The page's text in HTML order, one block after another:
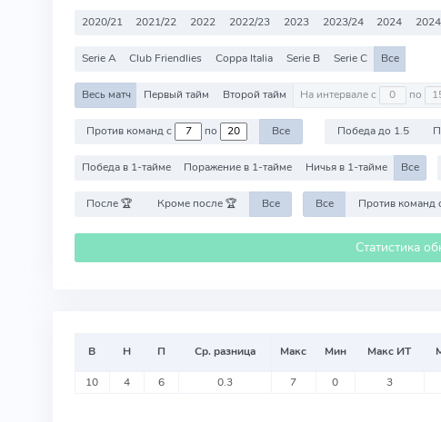
2020/21 2021/22 2022 2022/23 2023 2023/24 2024
Serie A Club Friendlies Coppa Italia Serie B Serie C Все
Весь матч Первый тайм Второй тайм На интервале с по
Против команд с по Все Победа до 1.5
Победа в 1-тайме Поражение в 1-тайме Ничья в 1-тайме Все
После 🏆 Кроме после 🏆 Все Все
Статистика
В Н П Ср. разница Макс Мин Макс ИТ
10 4 6 0.3 7 0 3